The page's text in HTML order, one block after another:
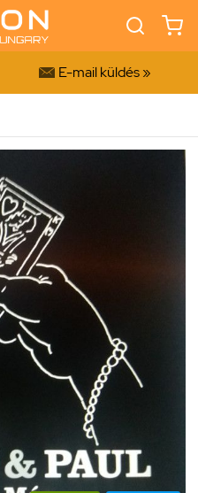
 E-mail küldés »